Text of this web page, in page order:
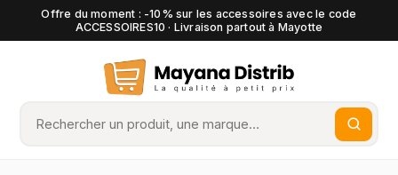
Offre du moment : -10% sur les accessoires avec le code
ACCESSOIRES10 · Livraison partout à Mayotte